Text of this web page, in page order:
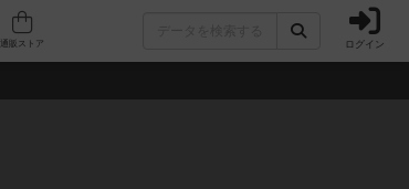
人気ボードゲーム ログイン